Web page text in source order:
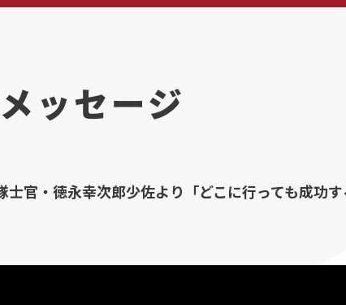
ッセージ
士官・徳永幸次郎少佐より「どこに行っても成功